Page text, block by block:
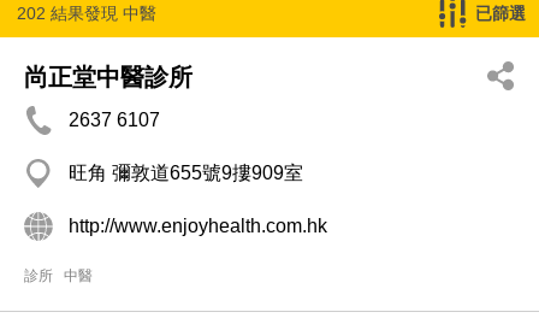
202 結果發現 中醫 已篩選
尚正堂中醫診所
2637 6107
旺角 彌敦道655號9摟909室
http://www.enjoyhealth.com.hk
診所 中醫